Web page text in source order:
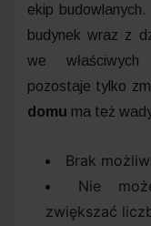
ekip
budynek wraz z
we
pozostaje tylko
domu ma też
Brak
Nie
zwiększać